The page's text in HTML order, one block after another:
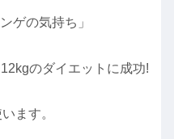
ゲの気持ち」
のダイエットに成功!
ます。